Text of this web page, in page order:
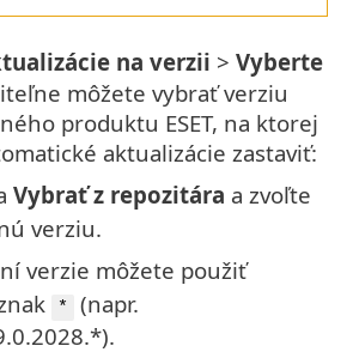
na verzii > Vyberte
môžete vybrať verziu
produktu ESET, na ktorej
aktualizácie zastaviť:
Vybrať z repozitára a zvoľte
verziu.
verzie môžete použiť
*
(napr.